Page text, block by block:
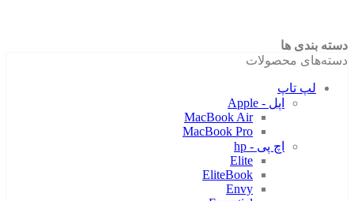
دسته بندی ها
دسته‌های محصولات
لپ تاپ
اپل - Apple
MacBook Air
MacBook Pro
اچ پی - hp
Elite
EliteBook
Envy